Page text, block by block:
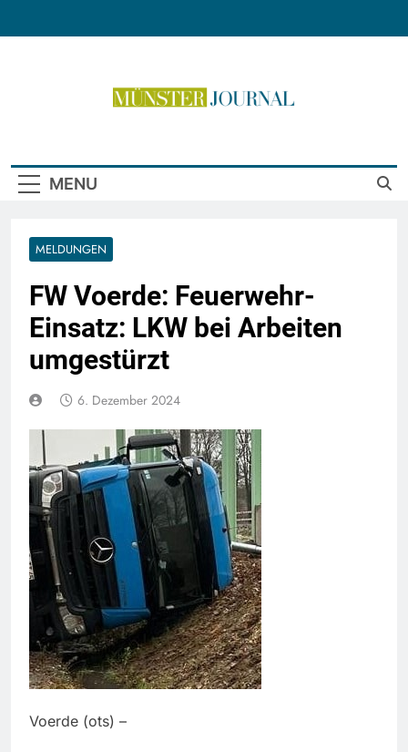
MENU
MELDUNGEN
FW Voerde: Feuerwehr-
Einsatz: LKW bei Arbeiten
umgestürzt
6. Dezember 2024
Voerde (ots) –